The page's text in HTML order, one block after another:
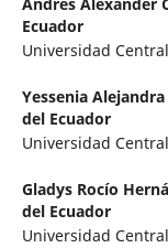
Ecuador
Universidad
Yessenia
del Ecuador
Universidad
Gladys Rocío
del Ecuador
Universidad